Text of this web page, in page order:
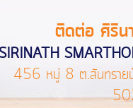
ติดต่อ ศิริน
456 หมู่ 8 ต.สันทรายน้